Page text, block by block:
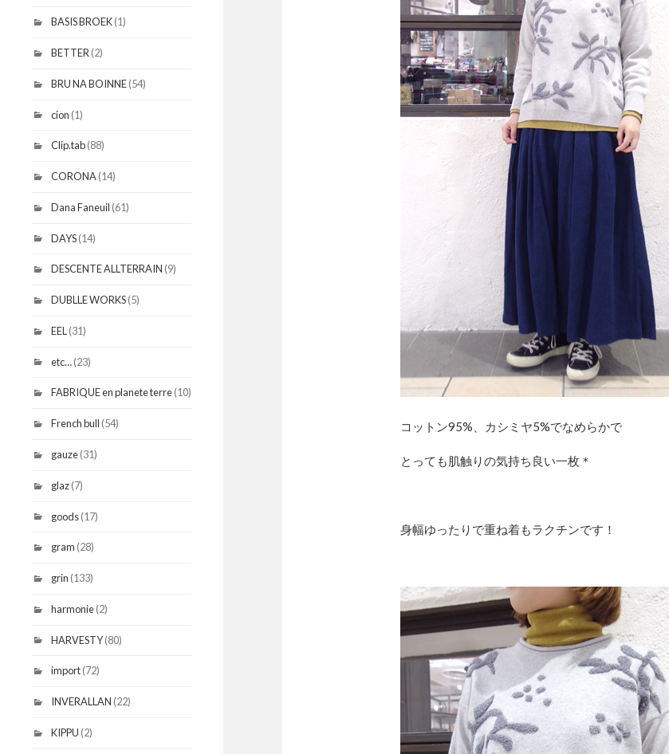
BASIS BROEK(1)
BETTER (2)
BRU NA BOINNE(54)
cion (1)
Clip.tab(88)
CORONA (14)
Dana Faneuil (61)
DAYS(14)
DESCENTE ALLTERRAIN (9)
DUBLLE WORKS(5)
EEL (31)
etc…(23)
FABRIQUE en planete terre(10)
French bull (54)
gauze(31)
glaz(7)
goods(17)
gram (28)
grin (133)
harmonie(2)
HARVESTY(80)
import(72)
INVERALLAN (22)
KIPPU (2)
コットン95%、カシミヤ5%でなめらかで
とっても肌触りの気持ち良い一枚＊
身幅ゆったりで重ね着もラクチンです！